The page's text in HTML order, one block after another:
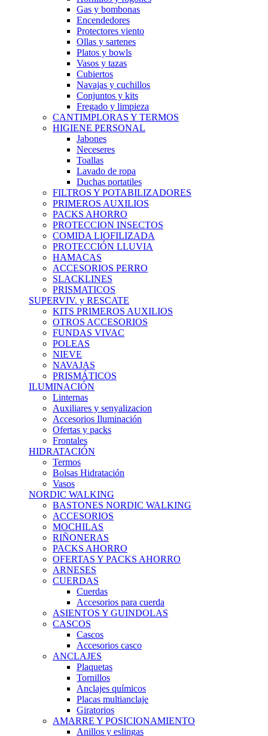
Gas y bombonas
Encendedores
Protectores viento
Ollas y sartenes
Platos y bowls
Vasos y tazas
Cubiertos
Navajas y cuchillos
Conjuntos y kits
Fregado y limpieza
CANTIMPLORAS Y TERMOS
HIGIENE PERSONAL
Jabones
Neceseres
Toallas
Lavado de ropa
Duchas portatiles
FILTROS Y POTABILIZADORES
PRIMEROS AUXILIOS
PACKS AHORRO
PROTECCION INSECTOS
COMIDA LIOFILIZADA
PROTECCIÓN LLUVIA
HAMACAS
ACCESORIOS PERRO
SLACKLINES
PRISMATICOS
SUPERVIV. y RESCATE
KITS PRIMEROS AUXILIOS
OTROS ACCESORIOS
FUNDAS VIVAC
POLEAS
NIEVE
NAVAJAS
PRISMÁTICOS
ILUMINACIÓN
Linternas
Auxiliares y senyalizacion
Accesorios Iluminación
Ofertas y packs
Frontales
HIDRATACIÓN
Termos
Bolsas Hidratación
Vasos
NORDIC WALKING
BASTONES NORDIC WALKING
ACCESORIOS
MOCHILAS
RIÑONERAS
PACKS AHORRO
OFERTAS Y PACKS AHORRO
ARNESES
CUERDAS
Cuerdas
Accesorios para cuerda
ASIENTOS Y GUINDOLAS
CASCOS
Cascos
Accesorios casco
ANCLAJES
Plaquetas
Tornillos
Anclajes químicos
Placas multianclaje
Giratorios
AMARRE Y POSICIONAMIENTO
Anillos y eslingas